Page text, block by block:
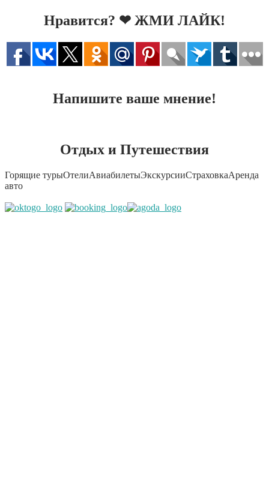
Нравится? ❤ ЖМИ ЛАЙК!
Напишите ваше мнение!
Отдых и Путешествия
Горящие турыОтелиАвиабилетыЭкскурсииСтраховкаАренда
авто